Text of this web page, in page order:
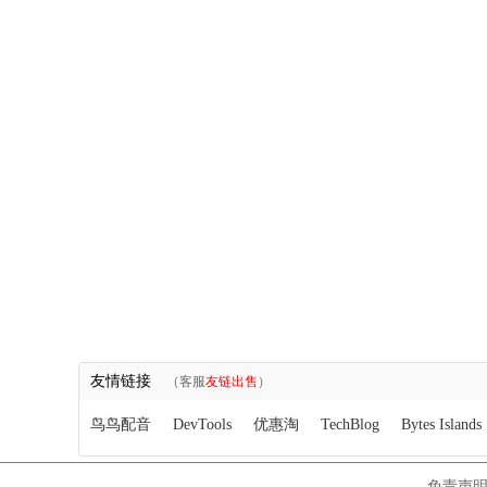
友情链接 （客服友链出售 ）
鸟鸟配音 DevTools 优惠淘 TechBlog Bytes Islands